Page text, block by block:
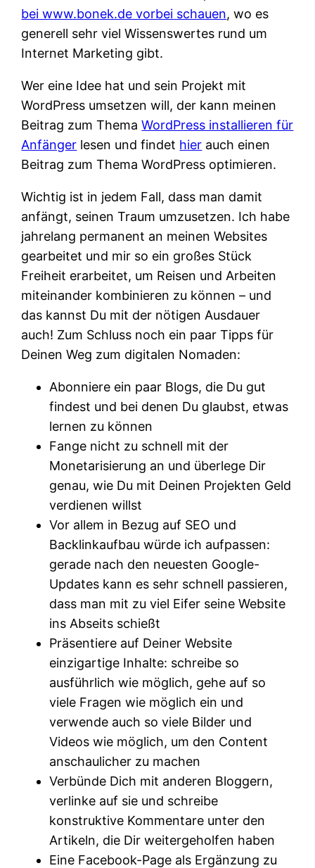
bei www.bonek.de vorbei schauen, wo es
generell sehr viel Wissenswertes rund um
Internet Marketing gibt.
Wer eine Idee hat und sein Projekt mit
WordPress umsetzen will, der kann meinen
Beitrag zum ThemaWordPress installieren für
Anfänger lesen und findet hier auch einen
Beitrag zum Thema WordPress optimieren.
Wichtig ist in jedem Fall, dass man damit
anfängt, seinen Traum umzusetzen. Ich habe
jahrelang permanent an meinen Websites
gearbeitet und mir so ein großes Stück
Freiheit erarbeitet, um Reisen und Arbeiten
miteinander kombinieren zu können – und
das kannst Du mit der nötigen Ausdauer
auch! Zum Schluss noch ein paar Tipps für
Deinen Weg zum digitalen Nomaden:
Abonniere ein paar Blogs, die Du gut
findest und bei denen Du glaubst, etwas
lernen zu können
Fange nicht zu schnell mit der
Monetarisierung an und überlege Dir
genau, wie Du mit Deinen Projekten Geld
verdienen willst
Vor allem in Bezug auf SEO und
Backlinkaufbau würde ich aufpassen:
gerade nach den neuesten Google-
Updates kann es sehr schnell passieren,
dass man mit zu viel Eifer seine Website
ins Abseits schießt
Präsentiere auf Deiner Website
einzigartige Inhalte: schreibe so
ausführlich wie möglich, gehe auf so
viele Fragen wie möglich ein und
verwende auch so viele Bilder und
Videos wie möglich, um den Content
anschaulicher zu machen
Verbünde Dich mit anderen Bloggern,
verlinke auf sie und schreibe
konstruktive Kommentare unter den
Artikeln, die Dir weitergeholfen haben
Eine Facebook-Page als Ergänzung zu